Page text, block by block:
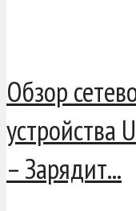
Обзор
устройства
– Зарядит...